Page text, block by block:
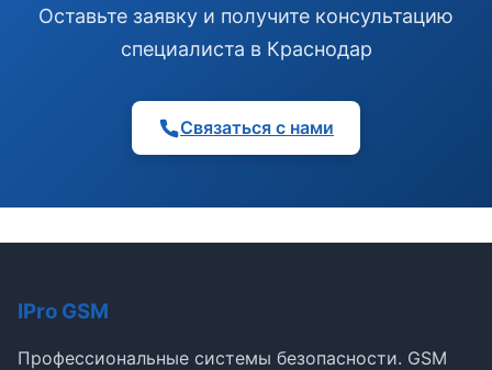
Оставьте заявку и получите консультацию
специалиста в Краснодар
Связаться с нами
IPro GSM
Профессиональные системы безопасности. GSM